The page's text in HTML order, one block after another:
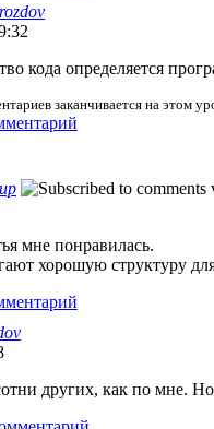
кода определяется
заканчивается на этом
мне понравилась.
хорошую структуру
других, как по мне.